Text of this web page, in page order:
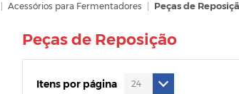
Acessórios para Fermentadores Peças de
Peças de Reposição
Itens por página